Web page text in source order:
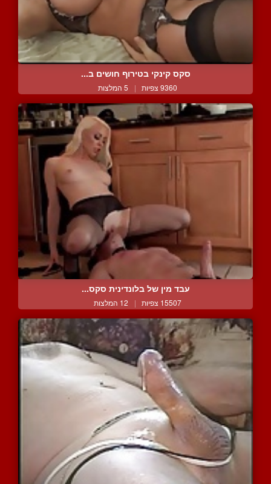
סקס קינקי בטירוף חושים ב...
9360 צפיות | 5 המלצות
עבד מין של בלונדינית סקס...
15507 צפיות | 12 המלצות